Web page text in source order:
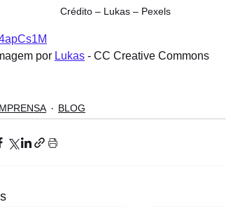
Crédito – Lukas – Pexels
por Lukas - CC Creative Commons
BLOG